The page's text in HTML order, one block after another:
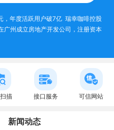
，年度活跃用户破7亿 瑞幸咖啡控股
广州成立房地产开发公司，注册资本
描 接口服务 可信网站
新闻动态